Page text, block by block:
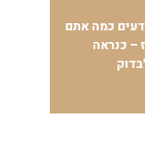
כמה אתם
– כנראה